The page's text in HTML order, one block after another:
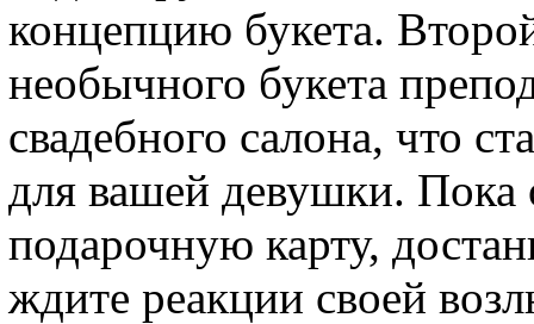
концепцию букета.
необычного букета
свадебного салона, что
для вашей девушки. Пока
подарочную карту,
ждите реакции своей